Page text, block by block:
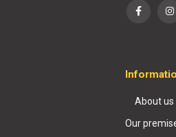
About us
Our